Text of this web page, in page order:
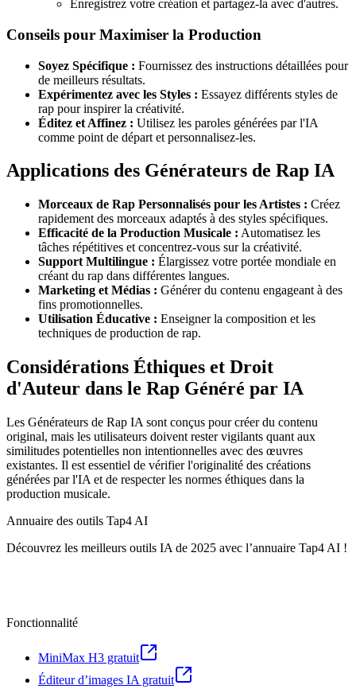
Enregistrez votre création et partagez-la avec d'autres.
Conseils pour Maximiser la Production
Soyez Spécifique : Fournissez des instructions détaillées pour
de meilleurs résultats.
Expérimentez avec les Styles : Essayez différents styles de
rap pour inspirer la créativité.
Éditez et Affinez : Utilisez les paroles générées par l'IA
comme point de départ et personnalisez-les.
Applications des Générateurs de Rap IA
Morceaux de Rap Personnalisés pour les Artistes : Créez
rapidement des morceaux adaptés à des styles spécifiques.
Efficacité de la Production Musicale : Automatisez les
tâches répétitives et concentrez-vous sur la créativité.
Support Multilingue : Élargissez votre portée mondiale en
créant du rap dans différentes langues.
Marketing et Médias : Générer du contenu engageant à des
fins promotionnelles.
Utilisation Éducative : Enseigner la composition et les
techniques de production de rap.
Considérations Éthiques et Droit
d'Auteur dans le Rap Généré par IA
Les Générateurs de Rap IA sont conçus pour créer du contenu
original, mais les utilisateurs doivent rester vigilants quant aux
similitudes potentielles non intentionnelles avec des œuvres
existantes. Il est essentiel de vérifier l'originalité des créations
générées par l'IA et de respecter les normes éthiques dans la
production musicale.
Annuaire des outils Tap4 AI
Découvrez les meilleurs outils IA de 2025 avec l’annuaire Tap4 AI !
Fonctionnalité
MiniMax H3 gratuit
Éditeur d’images IA gratuit